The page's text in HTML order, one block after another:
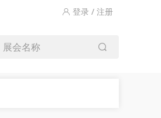
登录 / 注册
展会名称